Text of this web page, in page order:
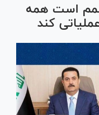
است همه
کند